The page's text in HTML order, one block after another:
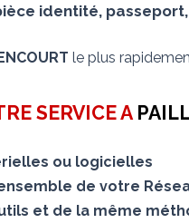
identité, passeport,
le plus
SERVICE A
ou logicielles
de votre
et de la même